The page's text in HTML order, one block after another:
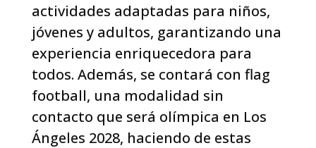
actividades adaptadas para niños,
jóvenes y adultos, garantizando una
experiencia enriquecedora para
todos. Además, se contará con flag
football, una modalidad sin
contacto que será olímpica en Los
Ángeles 2028, haciendo de estas